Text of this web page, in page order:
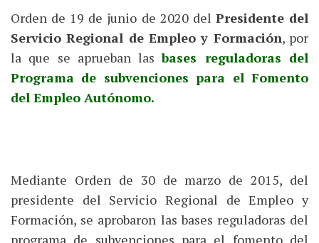
Orden de 19 de junio de 2020 del Presidente del
Servicio Regional de Empleo y Formación, por
la que se aprueban lasbases reguladoras del
Programa de subvenciones para el Fomento
del Empleo Autónomo.
Mediante Orden de 30 de marzo de 2015, del
presidente del Servicio Regional de Empleo y
Formación, se aprobaron las bases reguladoras del
programa de subvenciones para el fomento del